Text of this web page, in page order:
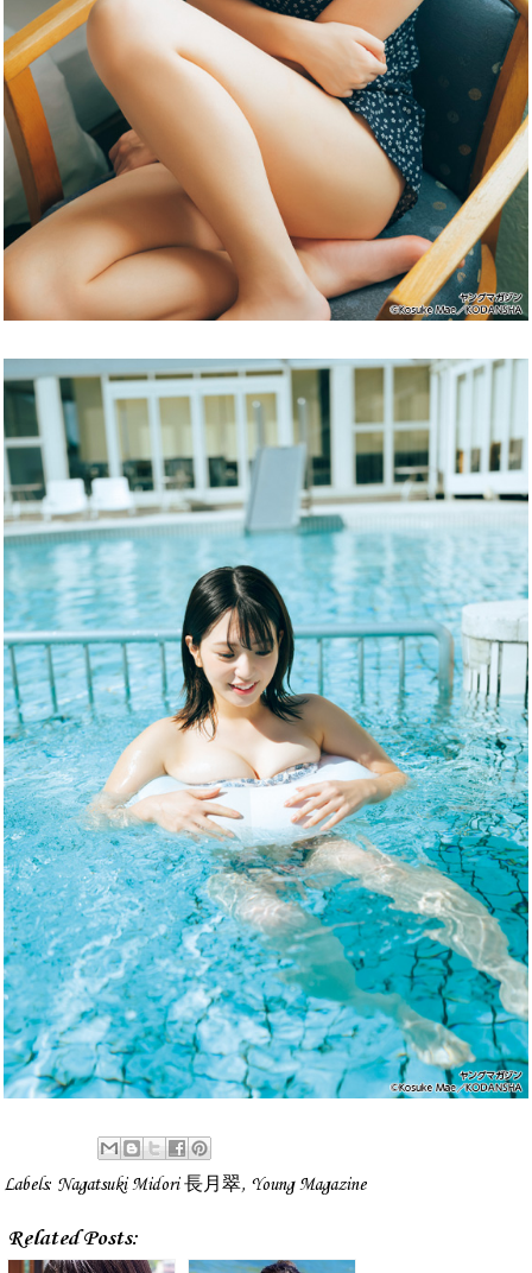
Labels: Nagatsuki Midori 長月翠, Young Magazine
Related Posts: